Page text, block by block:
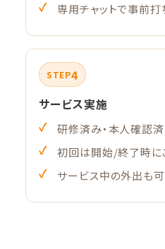
専用チャットで事前
STEP4
サービス実施
研修済み・本人確認
初回は開始/終了時に
サービス中の外出も